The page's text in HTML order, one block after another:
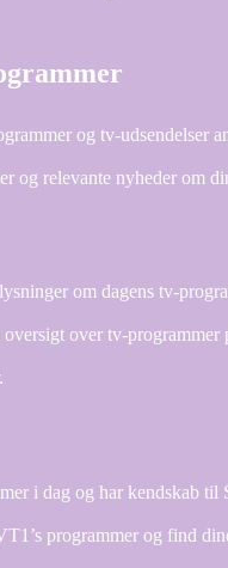
og tv-udsendelser
og relevante nyheder om
om dagens tv-
oversigt over tv-
i dag og har kendskab
programmer og find